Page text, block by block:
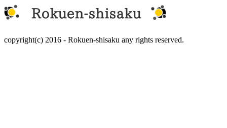
copyright(c) 2016 - Rokuen-shisaku any rights reserved.